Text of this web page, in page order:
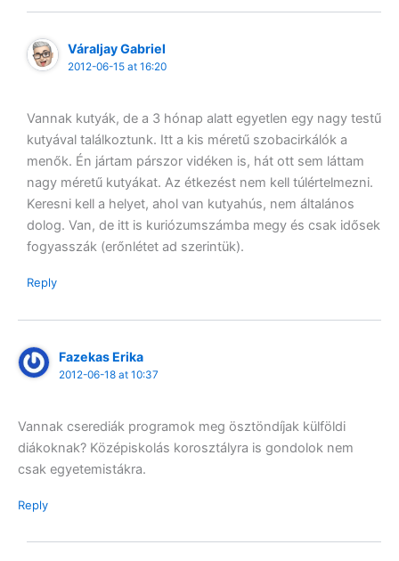
Váraljay Gabriel
2012-06-15 at 16:20
Vannak kutyák, de a 3 hónap alatt egyetlen egy nagy testű
kutyával találkoztunk. Itt a kis méretű szobacirkálók a
menők. Én jártam párszor vidéken is, hát ott sem láttam
nagy méretű kutyákat. Az étkezést nem kell túlértelmezni.
Keresni kell a helyet, ahol van kutyahús, nem általános
dolog. Van, de itt is kuriózumszámba megy és csak idősek
fogyasszák (erőnlétet ad szerintük).
Reply
Fazekas Erika
2012-06-18 at 10:37
Vannak cserediák programok meg ösztöndíjak külföldi
diákoknak? Középiskolás korosztályra is gondolok nem
csak egyetemistákra.
Reply